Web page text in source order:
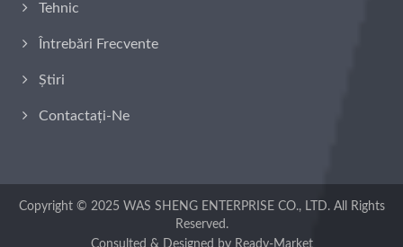
Tehnic
Întrebări Frecvente
Știri
Contactați-Ne
Copyright © 2025 WAS SHENG ENTERPRISE CO., LTD.All Rights
Reserved.
Consulted & Designed by Ready-Market